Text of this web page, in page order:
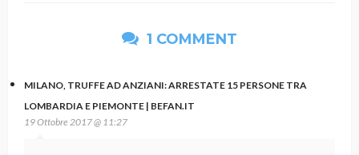
1 COMMENT
MILANO, TRUFFE AD ANZIANI: ARRESTATE 15 PERSONE TRA
LOMBARDIA E PIEMONTE | BEFAN.IT
19 Ottobre 2017 @ 11:27